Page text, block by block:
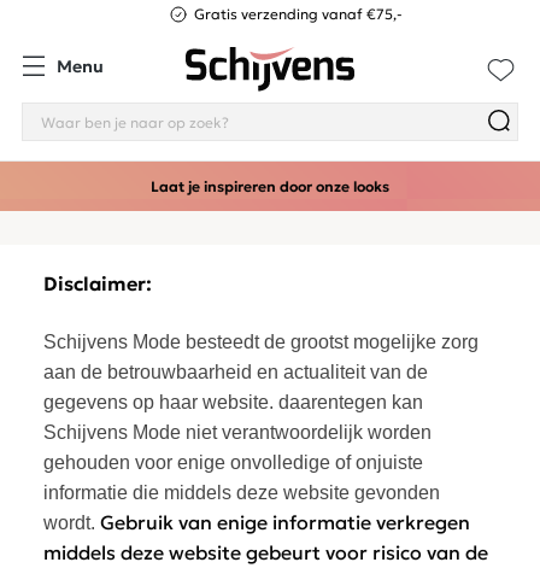
Gratis verzending vanaf €75,-
Menu
Laat je inspireren door onze looks
Disclaimer:
Schijvens Mode besteedt de grootst mogelijke zorg
aan de betrouwbaarheid en actualiteit van de
gegevens op haar website. daarentegen kan
Schijvens Mode niet verantwoordelijk worden
gehouden voor enige onvolledige of onjuiste
informatie die middels deze website gevonden
wordt. Gebruik van enige informatie verkregen
middels deze website gebeurt voor risico van de